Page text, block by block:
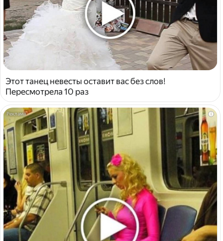
Этот танец невесты оставит вас без слов!
Пересмотрела 10 раз
i